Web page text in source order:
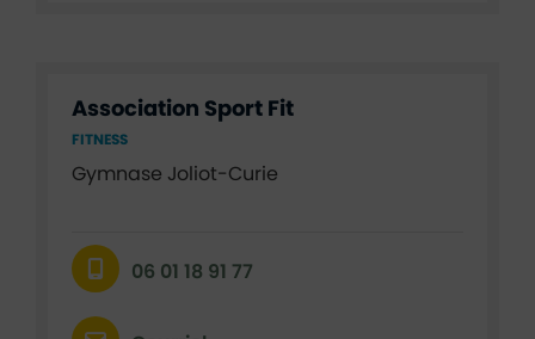
Association Sport Fit
FITNESS
Gymnase Joliot-Curie
06 01 18 91 77